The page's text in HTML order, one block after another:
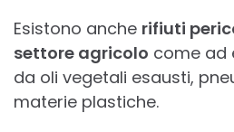
Esistono anche rifiuti
settore agricolo come ad
da oli vegetali esausti,
materie plastiche.